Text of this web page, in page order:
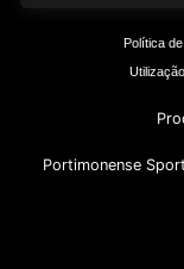
Política
Portimonense